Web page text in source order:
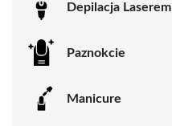
Depilacja Laserem
Paznokcie
Manicure